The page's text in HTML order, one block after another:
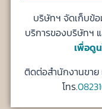
บริษัทฯ จัดเก็บข้
บริการของบริษัทฯ
เพื่อดู
ติดต่อสำนักงานขาย
โทร.